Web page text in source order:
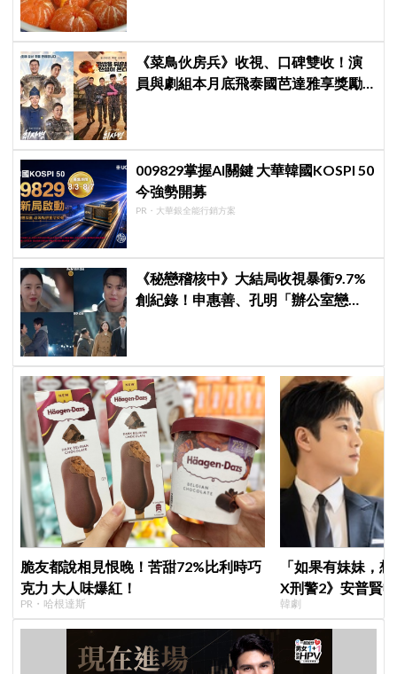
《菜鳥伙房兵》收視、口碑雙收！演
員與劇組本月底飛泰國芭達雅享獎勵
009829掌握AI關鍵 大華韓國KOSPI 50
今強勢開募
PR・大華銀全能行銷方案
《秘戀稽核中》大結局收視暴衝9.7%
創紀錄！申惠善、孔明「辦公室戀
脆友都說相見恨晚！苦甜72%比利時巧
克力 大人味爆紅！
PR・哈根達斯
「如果有妹妹，
X刑警2》安普賢
哥哥們都認證的
韓劇